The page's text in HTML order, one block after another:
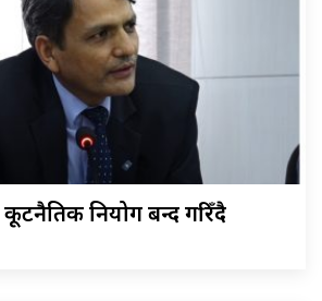
नियोग बन्द गरिँदै